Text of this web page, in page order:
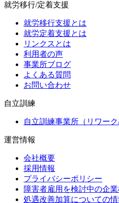
就労移行/定着支援
就労移行支援とは
就労定着支援とは
リンクスとは
利用者の声
事業所ブログ
よくある質問
お問い合わせ
自立訓練
自立訓練事業所（リワーク
運営情報
会社概要
採用情報
プライバシーポリシー
障害者雇用を検討中の企
処遇改善加算についての情